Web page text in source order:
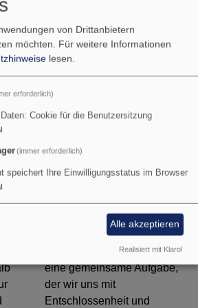
wir
kein Schweigen oder
Wegsehen.
Verantwortung
heißt Handeln
Wer selbst nicht
sich Unterstützung holen –
sei es bei
Beratungsstellen oder
anderen zuständigen
Ansprechpersonen. Aktiver
Schutz vor Missbrauch ist
eine gemeinsame Aufgabe,
der wir uns mit
Entschlossenheit und
von Drittanbietern
möchten. Für weitere Informationen
lesen.
erforderlich)
Cookie für die Benutzersitzung
(immer erforderlich)
speichert Ihre Einwilligungsstatus im Browser
Alle akzeptieren
Realisiert mit Klaro!